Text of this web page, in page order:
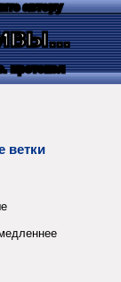
автору
протокол
ветки